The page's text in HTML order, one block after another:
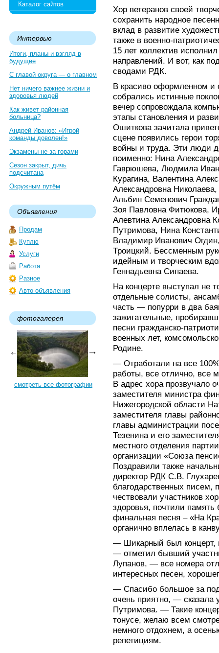
Каталог сайтов
Интервью
Итоги, планы и взгляд в
будущее
С главой округа — о главном
Нет ничего важнее жизни и
здоровья людей
Как живет районная
больница?
Андрей Иванов: «Игрой
команды доволен!»
Экзамены не за горами
Сезон закрыт, дичь
подсчитана
Окружным путём
Объявления
Продам
Куплю
Услуги
Работа
Разное
Авто-объявления
фотогалерея
смотреть все фотографии
Хор ветеранов своей
сохранить народное
вклад в развитие
также в военно-
15 лет коллектив
направлений. И вот, как
сводами РДК.
В красиво оформленном и
собрались истинные
вечер сопровождала
этапы становления и
Ошиткова зачитала
сцене появились герои
войны и труда. Эти люди
поименно: Нина
Гаврюшева, Людмила
Курагина, Валентина
Александровна
Альбин Семенович
Зоя Павловна Фитюкова,
Алевтина Александровна
Путримова, Нина
Владимир Иванович
Троицкий. Бессменным
идейным и творческим
Геннадьевна Сипаева.
На концерте выступал не
отдельные солисты,
часть — попурри в два
зажигательные,
песни гражданско-
военных лет,
Родине.
— Отработали на все
работы, все отлично, все
В адрес хора прозвучало
заместителя министра
Нижегородской области
заместителя главы
главы администрации
Тезенина и его
местного отделения
организации «Союза
Поздравили также
директор РДК С.В.
благодарственных писем,
чествовали участников
здоровья, почтили
финальная песня – «На
органично вплелась в
— Шикарный был концерт,
— отметил бывший
Лупанов, — все номера
интересных песен,
— Спасибо большое за
очень приятно, — сказала
Путримова. — Такие
тонусе, желаю всем
немного отдохнем, а
репетициям.